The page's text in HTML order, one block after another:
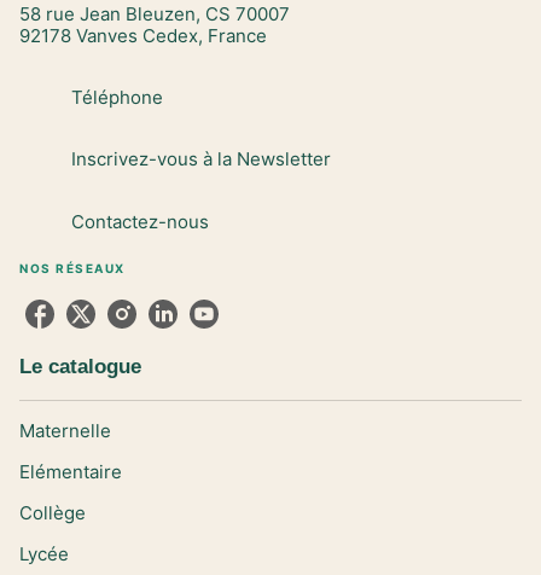
58 rue Jean Bleuzen, CS 70007
92178 Vanves Cedex, France
Téléphone
Inscrivez-vous à la Newsletter
Contactez-nous
NOS RÉSEAUX
Le catalogue
Maternelle
Elémentaire
Collège
Lycée